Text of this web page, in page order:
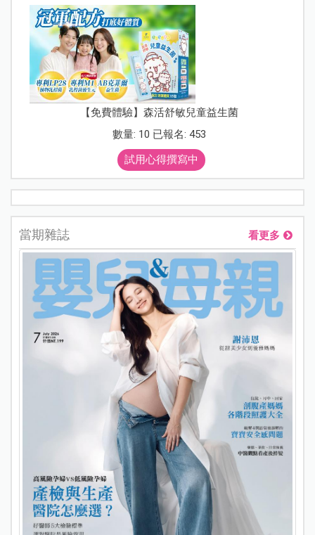
【免費體驗】森活舒敏兒童益生菌
數量: 10 已報名: 453
試用心得撰寫中
當期雜誌 看更多